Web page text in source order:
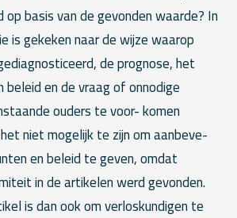
basis van de gevonden waarde? In
is gekeken naar de wijze waarop
de prognose, het
en de vraag of onnodige
ouders te voor- komen
niet mogelijk te zijn om aanbeve-
en beleid te geven, omdat
in de artikelen werd gevonden.
is dan ook om verloskundigen te